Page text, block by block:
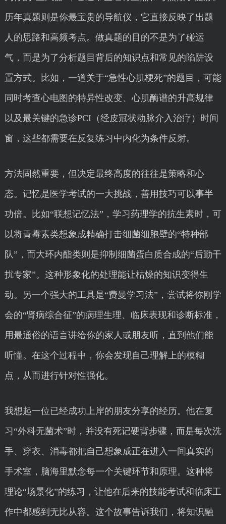
历年真题则是你最宝贵的导航仪，它直接反映了出题
人的思路和高频考点。做真题的目的不是为了碰运
气，而是为了分析题目背后的知识点和常见的陷阱设
置方式。比如，一道关于“急性心肌梗死”的题目，可能
同时考查心电图的特异性改变、心肌酶谱的升高规律
以及最关键的急诊PCI（经皮冠状动脉介入治疗）时间
窗，这些都需要在反复练习中内化为条件反射。
方法固然重要，但决定最终高度的往往是策略和心
态。记忆是医学考试的一大挑战，善用技巧可以事半
功倍。比如“联想记忆法”，学习药理学的抗生素时，可
以将青霉素类想象成精确打击细菌细胞壁的“特种部
队”，而大环内酯类则是抑制细菌蛋白质合成的“后勤干
扰专家”。这种形象化的处理能让枯燥的知识变得生
动。另一个强大的工具是“费曼学习法”，尝试将你刚学
会的“肾病综合征”的病理生理、临床表现和诊断标准，
用最通俗的语言讲给你的家人或朋友听，直到他们能
听懂。在这个过程中，你会发现自己理解上的模糊
点，从而进行针对性强化。
我想起一位已经成功上岸的朋友分享的经历。他在复
习“外科无菌术”时，并没有死记硬背步骤，而是每次洗
手、穿衣、消毒都把自己想象成正在进入一间真实的
手术室，脑海里默念每一个关键环节和原理。这种将
理论“场景化”的练习，让他在后来的技能考试和临床工
作中都感到无比从容。这个故事告诉我们，将知识融